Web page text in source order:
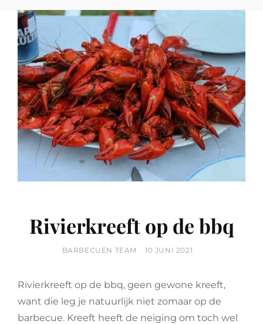
Rivierkreeft op de bbq
BY
BARBECUEN TEAM
POSTED
10 JUNI 2021
Rivierkreeft op de bbq, geen gewone kreeft,
want die leg je natuurlijk niet zomaar op de
barbecue. Kreeft heeft de neiging om toch wel